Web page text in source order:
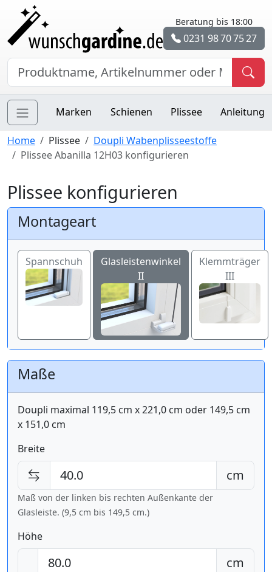
Beratung bis 18:00
0231 98 70 75 27
Marken Schienen Plissee Anleitung
Home Plissee
Doupli Wabenplisseestoffe
Plissee Abanilla 12H03 konfigurieren
Plissee konfigurieren
Montageart
Spannschuh
Glasleistenwinkel
II
Klemmträger
III
Maße
Doupli maximal 119,5 cm x 221,0 cm oder 149,5 cm
x 151,0 cm
Breite
cm
Maß von der linken bis rechten Außenkante der
Glasleiste. (9,5 cm bis 149,5 cm.)
Höhe
cm